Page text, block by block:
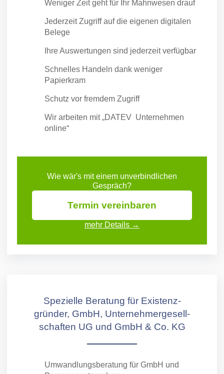
Weniger Zeit geht für Ihr Mahnwesen drauf
Jederzeit Zugriff auf die eigenen digitalen
Belege
Ihre Auswertungen sind jederzeit verfügbar
Schnelles Handeln dank weniger
Papierkram
Schutz vor fremdem Zugriff
Wir arbeiten mit „DATEV Unternehmen
online“
Wie wär's mit einem unverbindlichen
Gespräch?
Termin vereinbaren
mehr Details →
Spezielle Beratung für Existenz­
gründer, GmbH, Unternehmer­gesell­
schaften UG und GmbH & Co. KG
Umwandlungsberatung für GmbH und